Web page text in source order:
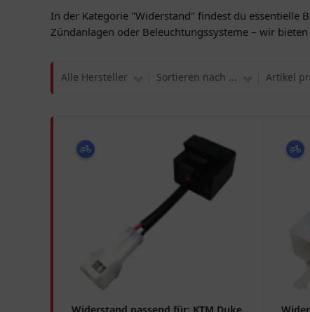
In der Kategorie "Widerstand" findest du essentielle
Zündanlagen oder Beleuchtungssysteme – wir
Alle Hersteller Sortieren nach ... Artikel